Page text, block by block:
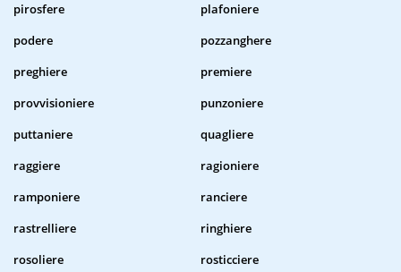
pirosfere
plafoniere
podere
pozzanghere
preghiere
premiere
provvisioniere
punzoniere
puttaniere
quagliere
raggiere
ragioniere
ramponiere
ranciere
rastrelliere
ringhiere
rosoliere
rosticciere